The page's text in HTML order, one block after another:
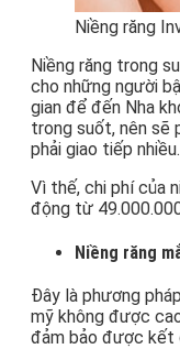
Niềng răng
Niềng răng trong
cho những người
gian để đến Nha
trong suốt, nên sẽ
phải giao tiếp nhiều.
Vì thế, chi phí của
động từ
Niềng răng
Đây là phương
mỹ không được
đảm bảo được kết